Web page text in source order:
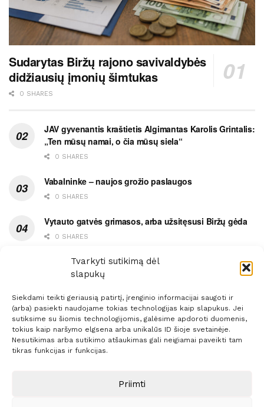
Tvarkyti sutikimą dėl
slapukų
Siekdami teikti geriausią patirtį, įrenginio informacijai saugoti ir
(arba) pasiekti naudojame tokias technologijas kaip slapukus. Jei
sutiksime su šiomis technologijomis, galėsime apdoroti duomenis,
tokius kaip naršymo elgsena arba unikalūs ID šioje svetainėje.
Nesutikimas arba sutikimo atšaukimas gali neigiamai paveikti tam
tikras funkcijas ir funkcijas.
Priimti
Sudarytas Biržų rajono savivaldybės
didžiausių įmonių šimtukas
0 SHARES
JAV gyvenantis kraštietis Algimantas Karolis Grintalis:
„Ten mūsų namai, o čia mūsų siela“
0 SHARES
Vabalninke – naujos grožio paslaugos
0 SHARES
Vytauto gatvės grimasos, arba užsitęsusi Biržų gėda
0 SHARES
Pietų metas pažymėtas avarija
0 SHARES
Prenumerata Reklama
Sprendimas:ITBrolis